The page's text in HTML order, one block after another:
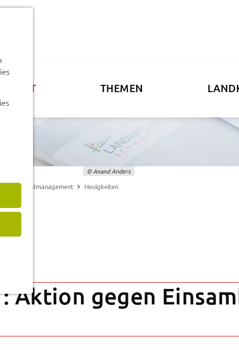
THEMEN
© Anand Anders
Regio­nal­ma­nage­ment Neuig­kei­ten
Akti­on gegen